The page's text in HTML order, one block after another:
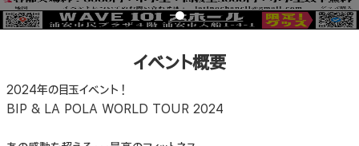
イベント概要
2024年の目玉イベント！
BIP & LA POLA WORLD TOUR 2024